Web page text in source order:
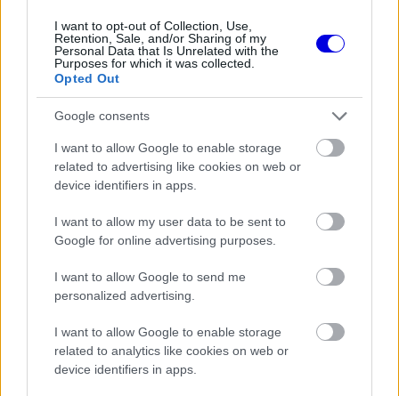
I want to opt-out of Collection, Use,
Retention, Sale, and/or Sharing of my
Personal Data that Is Unrelated with the
Purposes for which it was collected.
Opted Out
Google consents
I want to allow Google to enable storage
related to advertising like cookies on web or
device identifiers in apps.
I want to allow my user data to be sent to
Google for online advertising purposes.
I want to allow Google to send me
personalized advertising.
I want to allow Google to enable storage
related to analytics like cookies on web or
device identifiers in apps.
magát, hogy elszakad a valóságtól, hiszen
manapság már mindenki a telefonját bújja” –
fogalmazott a monacói pilóta.
ScuderiaFansszerint a monacói pilóta hamar
szembesült azzal, hogy a teljes digitális izoláció
neki távolságot tartani a folyamatos
fenntarthatóbb megközelítésre törekszik.
„Most igyekszem megtalálni az arany középutat a
két véglet között. Fontos, hogy tisztában legyen